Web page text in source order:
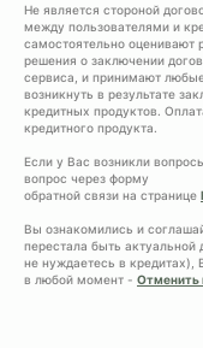
Не является стороной
между пользователями и
самостоятельно
решения о заключении
сервиса, и принимают
возникнуть в результате
кредитных продуктов.
кредитного продукта.
Если у Вас возникли
вопрос через форму
обратной связи на странице
Вы ознакомились и
перестала быть
не нуждаетесь в кредитах),
в любой момент - Отменить